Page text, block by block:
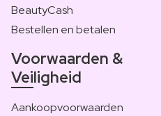
BeautyCash
Bestellen en betalen
Voorwaarden &
Veiligheid
Aankoopvoorwaarden